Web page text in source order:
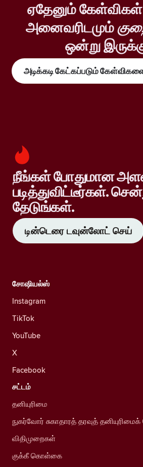
ஏதேனும்
அனைவரிடமும்
ஒன்று
அடிக்கடி கேட்கப்படும்
நீங்கள் போதுமான
படித்துவிட்டீர்கள்.
தேடுங்கள்.
டின்டெரை டவுன்லோட் செய்
சோஷியல்ஸ்
Instagram
TikTok
YouTube
X
Facebook
சட்டம்
தனியுரிமை
நுகர்வோர் சுகாதாரத் தரவுத்
விதிமுறைகள்
குக்கீ கொள்கை